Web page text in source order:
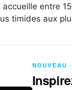
accueille entre
timides aux
NOUVEAU